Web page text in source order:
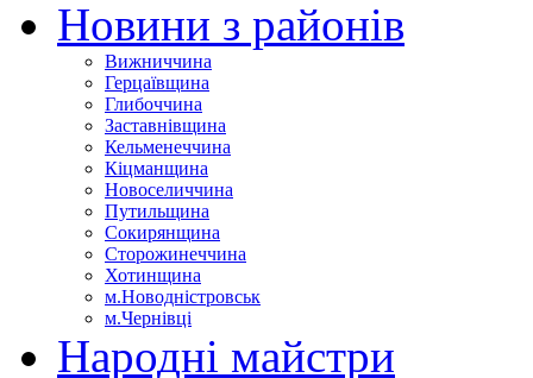
Новини з районів
Вижниччина
Герцаївщина
Глибоччина
Заставнівщина
Кельменеччина
Кіцманщина
Новоселиччина
Путильщина
Сокирянщина
Сторожинеччина
Хотинщина
м.Новодністровськ
м.Чернівці
Народні майстри